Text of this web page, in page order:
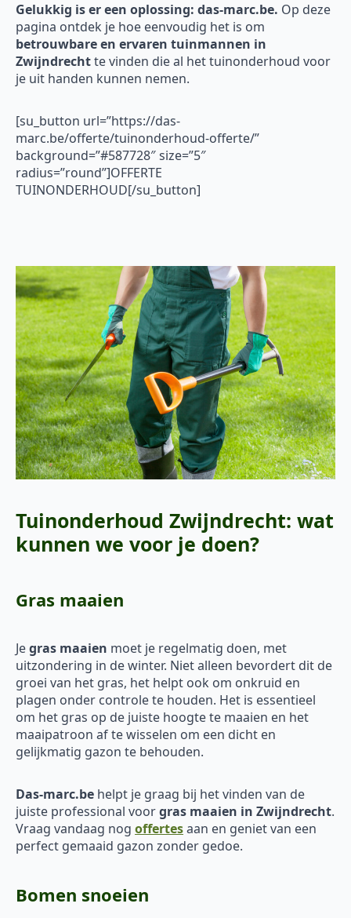
Gelukkig is er een oplossing: das-marc.be. Op deze
pagina ontdek je hoe eenvoudig het is om
betrouwbare en ervaren tuinmannen in
Zwijndrechtte vinden die al het tuinonderhoud voor
je uit handen kunnen nemen.
[su_button url=”https://das-
marc.be/offerte/tuinonderhoud-offerte/”
background=”#587728″ size=”5″
radius=”round”]OFFERTE
TUINONDERHOUD[/su_button]
Tuinonderhoud Zwijndrecht: wat
kunnen we voor je doen?
Gras maaien
Jegras maaien moet je regelmatig doen, met
uitzondering in de winter. Niet alleen bevordert dit de
groei van het gras, het helpt ook om onkruid en
plagen onder controle te houden. Het is essentieel
om het gras op de juiste hoogte te maaien en het
maaipatroon af te wisselen om een dicht en
gelijkmatig gazon te behouden.
Das-marc.be helpt je graag bij het vinden van de
juiste professional voorgras maaien in Zwijndrecht.
Vraag vandaag nog offertesaan en geniet van een
perfect gemaaid gazon zonder gedoe.
Bomen snoeien